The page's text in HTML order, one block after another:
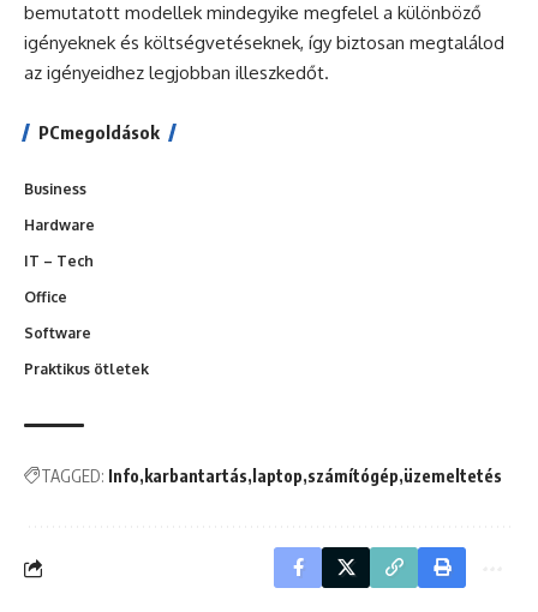
bemutatott modellek mindegyike megfelel a különböző
igényeknek és költségvetéseknek, így biztosan megtalálod
az igényeidhez legjobban illeszkedőt.
PCmegoldások
Business
Hardware
IT – Tech
Office
Software
Praktikus ötletek
TAGGED: Info karbantartás laptop számítógép üzemeltetés